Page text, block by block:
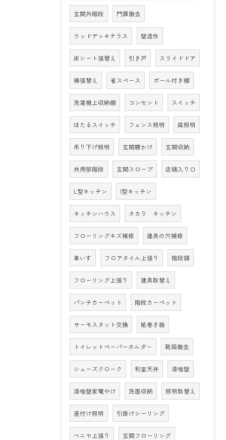
玄関外階段 門扉撤去
ウッドデッキテラス 壁造作
床シート張替え 引き戸 スライドドア
襖張替え 省スペース ポール付き棚
洗濯機上収納棚 コンセント スイッチ
ほたるスイッチ フェンス照明 庭照明
吊り下げ照明 玄関腰かけ 玄関収納
共用部階段 玄関スロープ 店舗入り口
L型キッチン I型キッチン
キッチンハウス タカラ キッチン
フローリングキズ補修 建具の穴補修
車いす フロアタイル上張り 階段錆
フローリング上張り 建具取替え
パンチカーペット 階段カーペット
サーモスタット交換 紙巻き器
トイレットペーパーホルダー 靴箱撤去
シューズクローク 和室天井 漆喰壁
漆喰壁家電やけ 洗面収納 照明取替え
直付け照明 引掛けシーリング
ベニヤ上張り 玄関フローリング